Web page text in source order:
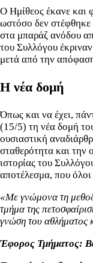
Ο Ημίθεος έκανε και
ωστόσο δεν στέφθηκε
στα μπαράζ ανόδου
του Συλλόγου
μετά από την
Η νέα δομή
Όπως και να έχει,
(15/5) τη νέα δομή
ουσιαστική
σταθερότητα και την
ιστορίας του
αποτέλεσμα, που όλοι
«Με γνώμονα τη
τμήμα της
γνώση του αθλήματος
Έφορος Τμήματος: